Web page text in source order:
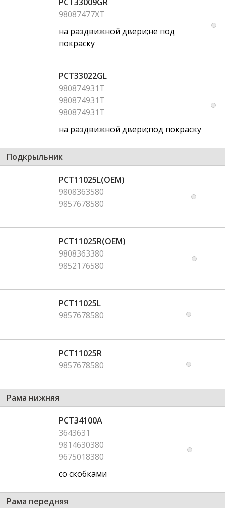
98087477XT
на раздвижной двери;не под
покраску
PCT33022GL
980874931T
980874931T
980874931T
на раздвижной двери;под покраску
Подкрыльник
PCT11025L(OEM)
9808363580
9857678580
PCT11025R(OEM)
9808363380
9852176580
PCT11025L
9857678580
PCT11025R
9857678580
Рама нижняя
PCT34100A
3643631
9814630380
9675018380
со скобками
Рама передняя